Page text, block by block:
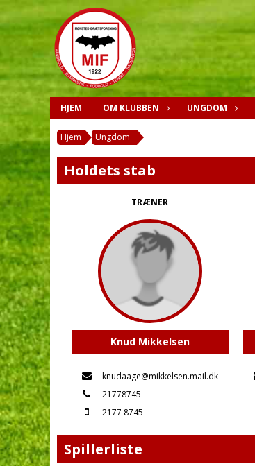
HJEM OM KLUBBEN UNGDOM
Hjem Ungdom
Holdets stab
TRÆNER
Knud Mikkelsen
knudaage@mikkelsen.mail.dk
21778745
2177 8745
Spillerliste